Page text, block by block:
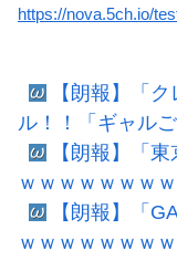
https://nova.5ch.io/
【朗報】「
ル！！「ギャル
【朗報】「
ｗｗｗｗｗｗｗ
【朗報】「
ｗｗｗｗｗｗｗ